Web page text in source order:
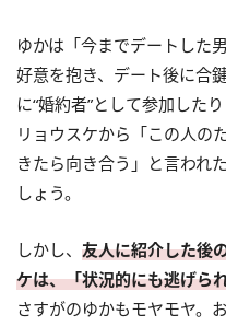
ゆかは「今までデートした
好意を抱き、デート後に合
に“婚約者”として参加した
リョウスケから「この人の
きたら向き合う」と言われ
しょう。
しかし、 友人に紹介した後
ケは、「状況的にも逃げら
さすがのゆかもモヤモヤ。